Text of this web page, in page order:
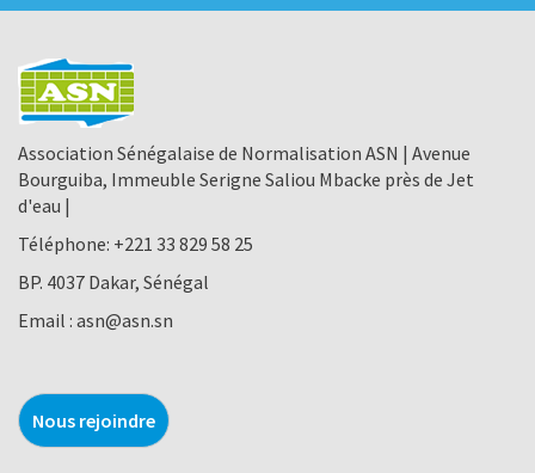
Association Sénégalaise de Normalisation ASN | Avenue
Bourguiba, Immeuble Serigne Saliou Mbacke près de Jet
d'eau |
Téléphone: +221 33 829 58 25
BP. 4037 Dakar, Sénégal
Email : asn@asn.sn
Nous rejoindre